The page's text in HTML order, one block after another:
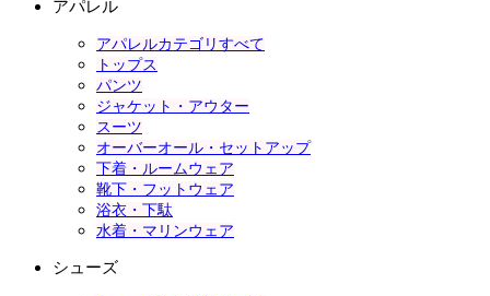
アパレル
アパレルカテゴリすべて
トップス
パンツ
ジャケット・アウター
スーツ
オーバーオール・セットアップ
下着・ルームウェア
靴下・フットウェア
浴衣・下駄
水着・マリンウェア
シューズ